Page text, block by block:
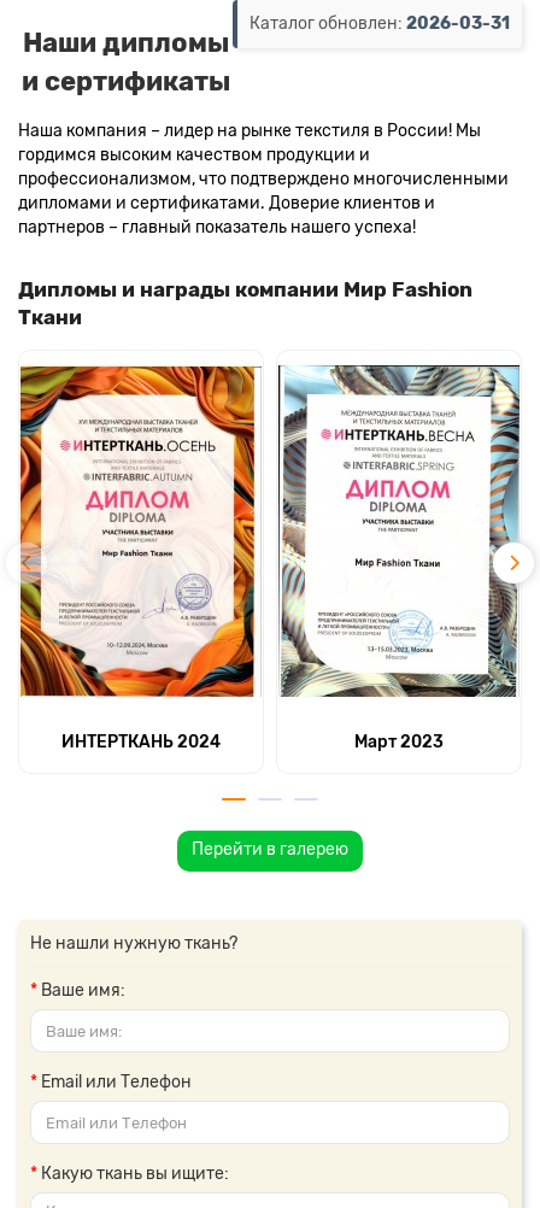
Каталог обновлен: 2026-03-31
Наши дипломы
и сертификаты
Наша компания – лидер на рынке текстиля в России! Мы
гордимся высоким качеством продукции и
профессионализмом, что подтверждено многочисленными
дипломами и сертификатами. Доверие клиентов и
партнеров – главный показатель нашего успеха!
Дипломы и награды компании Мир Fashion
Ткани
ИНТЕРТКАНЬ 2024 Март 2023
Перейти в галерею
Не нашли нужную ткань?
Ваше имя:
Email или Телефон
Какую ткань вы ищите: